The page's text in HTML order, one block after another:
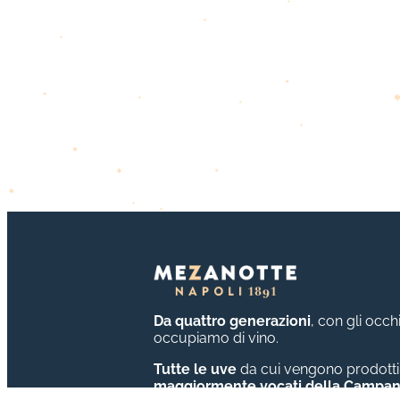
Da quattro generazioni, con gli
occupiamo di vino.
Tutte le uve da cui vengono
maggiormente vocati della